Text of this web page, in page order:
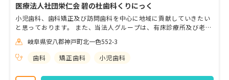
医療法人社団栄仁会 碧の杜歯科くりにっく
小児歯科、歯科矯正及び訪問歯科を中心に地域に貢献していきたい
と思っております。 また、当法人グループは、有床診療所及び老人
す。岐阜県安八郡神戸町北一色552-3
歯科
矯正歯科 小児歯科